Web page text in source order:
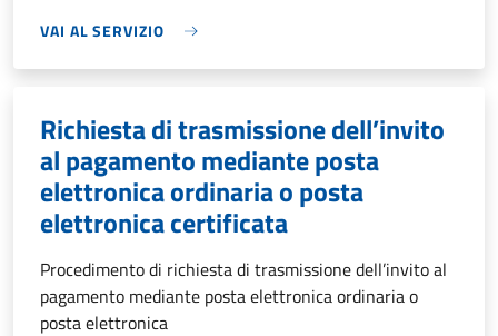
VAI AL SERVIZIO
Richiesta di trasmissione dell’invito
al pagamento mediante posta
elettronica ordinaria o posta
elettronica certificata
Procedimento di richiesta di trasmissione dell’invito al
pagamento mediante posta elettronica ordinaria o
posta elettronica